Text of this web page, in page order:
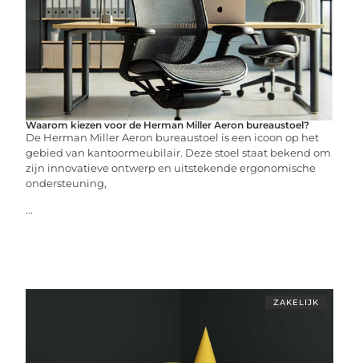
Waarom kiezen voor de Herman Miller Aeron bureaustoel?
De Herman Miller Aeron bureaustoel is een icoon op het
gebied van kantoormeubilair. Deze stoel staat bekend om
zijn innovatieve ontwerp en uitstekende ergonomische
ondersteuning,
...
ZAKELIJK